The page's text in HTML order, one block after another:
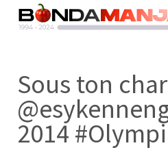
Sous ton
2014